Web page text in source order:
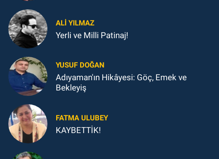
ALI YILMAZ
Yerli ve Milli Patinaj!
YUSUF DOĞAN
Adıyaman'ın Hikâyesi: Göç, Emek ve
Bekleyiş
FATMA ULUBEY
KAYBETTİK!